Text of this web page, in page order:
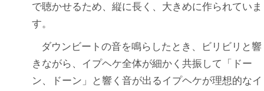
で聴かせるため、縦に長く、大きめに作られていま
す。
ダウンビートの音を鳴らしたとき、ビリビリと響
きながら、イプヘケ全体が細かく共振して「ドー
ン、ドーン」と響く音が出るイプヘケが理想的なイ